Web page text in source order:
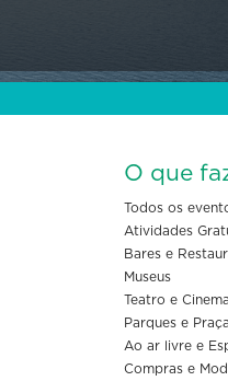
O que
Todos os
Atividades
Bares e
Museus
Teatro e Cinema
Parques e
Ao ar livre e
Compras e